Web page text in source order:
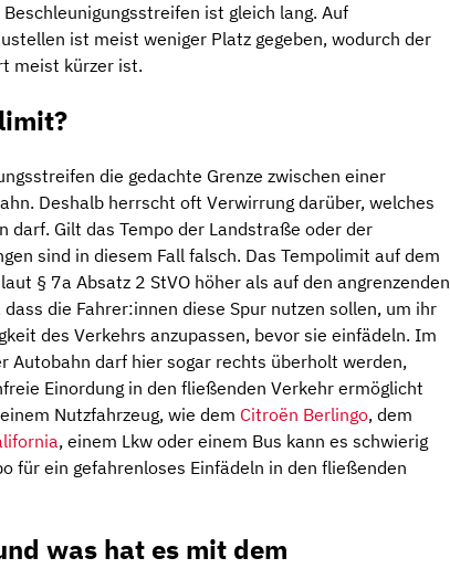
ist gleich lang. Auf
ist meist weniger Platz gegeben, wodurch der
meist kürzer ist.
die gedachte Grenze zwischen einer
Deshalb herrscht oft Verwirrung darüber, welches
darf. Gilt das Tempo der Landstraße oder der
sind in diesem Fall falsch. Das Tempolimit auf dem
§ 7a Absatz 2 StVO höher als auf den angrenzenden
die Fahrer:innen diese Spur nutzen sollen, um ihr
des Verkehrs anzupassen, bevor sie einfädeln. Im
Autobahn darf hier sogar rechts überholt werden,
Einordung in den fließenden Verkehr ermöglicht
Nutzfahrzeug, wie dem Citroën Berlingo, dem
, einem Lkw oder einem Bus kann es schwierig
für ein gefahrenloses Einfädeln in den fließenden
was hat es mit dem